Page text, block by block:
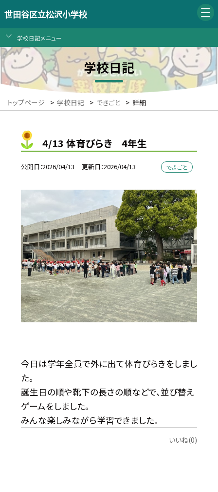
世田谷区立松沢小学校
学校日記メニュー
学校日記
トップページ > 学校日記 > できごと > 詳細
4/13 体育びらき 4年生
公開日 2026/04/13 更新日 2026/04/13 できごと
今日は学年全員で外に出て体育びらきをしまし
た。
誕生日の順や靴下の長さの順などで、並び替え
ゲームをしました。
みんな楽しみながら学習できました。
いいね(0)